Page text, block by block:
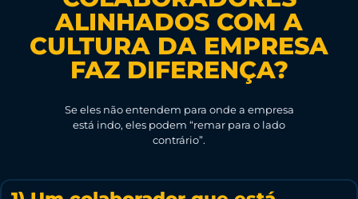
ALINHADOS COM A
CULTURA DA EMPRESA
FAZ DIFERENÇA?
Se eles não entendem para onde a empresa
está indo, eles podem “remar para o lado
contrário”.